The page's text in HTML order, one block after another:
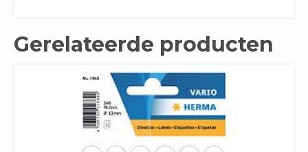
Gerelateerde producten